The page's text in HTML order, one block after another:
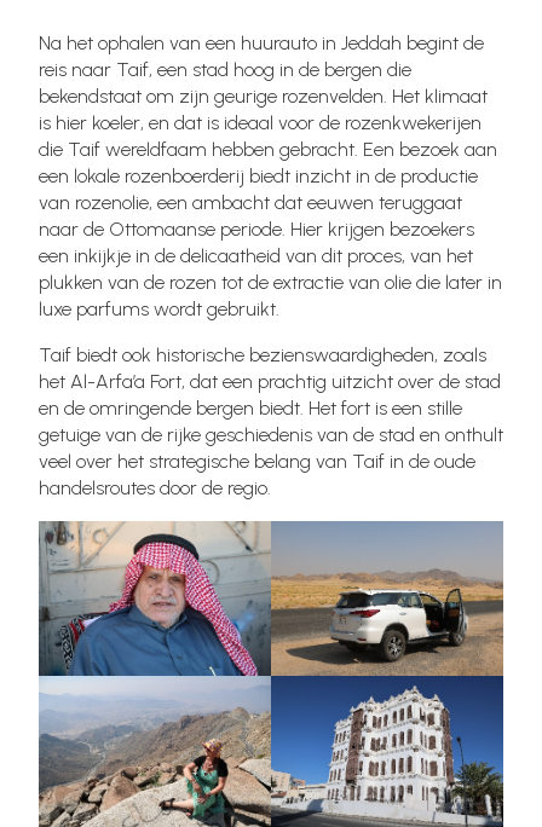
Na het ophalen van een huurauto in Jeddah begint de
reis naar Taif, een stad hoog in de bergen die
bekendstaat om zijn geurige rozenvelden. Het klimaat
is hier koeler, en dat is ideaal voor de rozenkwekerijen
die Taif wereldfaam hebben gebracht. Een bezoek aan
een lokale rozenboerderij biedt inzicht in de productie
van rozenolie, een ambacht dat eeuwen teruggaat
naar de Ottomaanse periode. Hier krijgen bezoekers
een inkijkje in de delicaatheid van dit proces, van het
plukken van de rozen tot de extractie van olie die later in
luxe parfums wordt gebruikt.
Taif biedt ook historische bezienswaardigheden, zoals
het Al-Arfa’a Fort, dat een prachtig uitzicht over de stad
en de omringende bergen biedt. Het fort is een stille
getuige van de rijke geschiedenis van de stad en onthult
veel over het strategische belang van Taif in de oude
handelsroutes door de regio.